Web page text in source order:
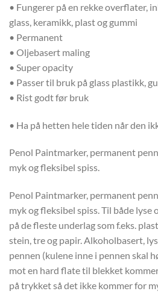
• Fungerer på en rekke overflater,
glass, keramikk, plast og gummi
• Permanent
• Oljebasert maling
• Super opacity
• Passer til bruk på glass plastikk,
• Rist godt før bruk
• Ha på hetten hele tiden når den
Penol Paintmarker, permanent
myk og fleksibel spiss.
Penol Paintmarker, permanent
myk og fleksibel spiss. Til både lyse
på de fleste underlag som f.eks.
stein, tre og papir. Alkoholbasert,
pennen (kulene inne i pennen skal
mot en hard flate til blekket
på trykket så det ikke kommer for